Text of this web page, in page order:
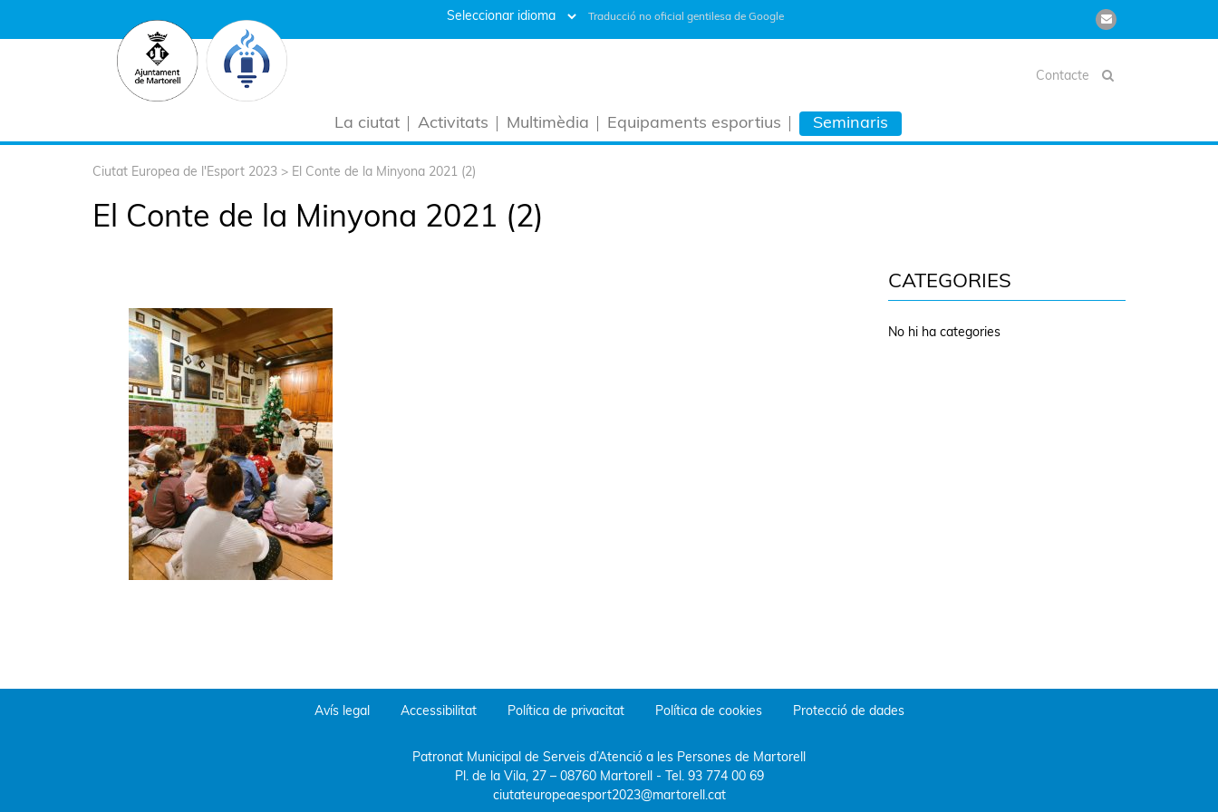
Traducció no oficial gentilesa de Google
Contacte
La ciutat Activitats Multimèdia Equipaments esportius Seminaris
Ciutat Europea de l'Esport 2023 > El Conte de la Minyona 2021 (2)
El Conte de la Minyona 2021 (2)
CATEGORIES
No hi ha categories
Avís legal Accessibilitat Política de privacitat Política de cookies Protecció de dades
Patronat Municipal de Serveis d’Atenció a les Persones de Martorell
Pl. de la Vila, 27 – 08760 Martorell- Tel. 93 774 00 69
ciutateuropeaesport2023@martorell.cat